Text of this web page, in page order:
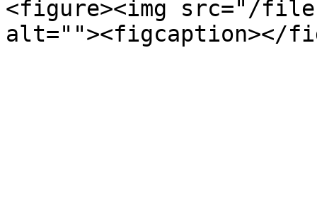
<figure><img src="/files/